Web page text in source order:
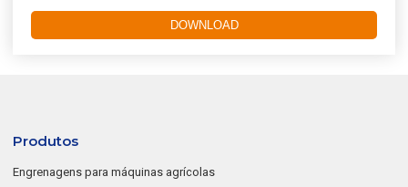
DOWNLOAD
Produtos
Engrenagens para máquinas agrícolas